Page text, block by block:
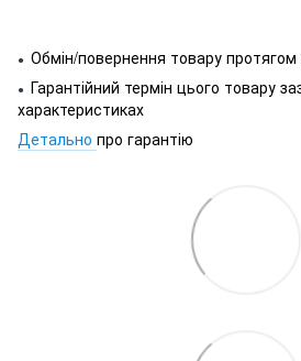
● Обмін/повернення товару протягом
● Гарантійний термін цього товару
характеристиках
Детально про гарантію